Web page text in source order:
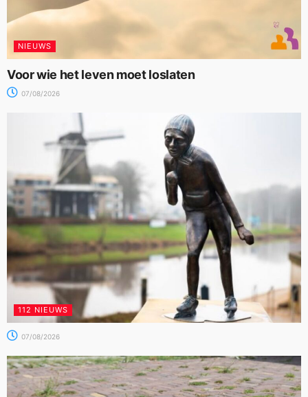
NIEUWS
Voor wie het leven moet loslaten
07/08/2026
112 NIEUWS
07/08/2026